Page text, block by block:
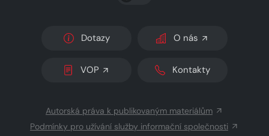
Dotazy O nás
VOP Kontakty
Autorská práva k publikovaným materiálům
Podmínky pro užívání služby informační společnosti